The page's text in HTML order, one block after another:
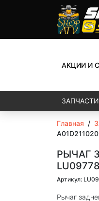
АКЦИИ И
ЗАПЧАСТИ
Главная /
РЫЧАГ
Артикул:
Рычаг